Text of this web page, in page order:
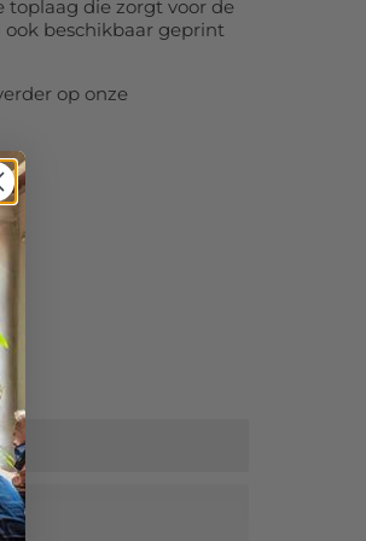
die zorgt voor de
beschikbaar geprint
op onze